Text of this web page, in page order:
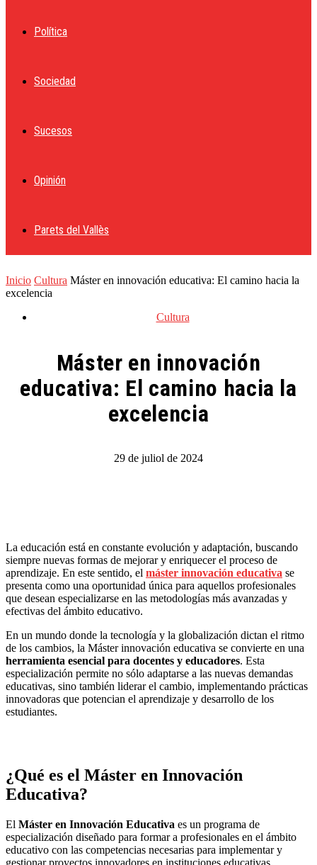
Política
Sociedad
Sucesos
Opinión
Parets del Vallès
Inicio Cultura Máster en innovación educativa: El camino hacia la
excelencia
Cultura
Máster en innovación
educativa: El camino hacia la
excelencia
29 de juliol de 2024
La educación está en constante evolución y adaptación, buscando
siempre nuevas formas de mejorar y enriquecer el proceso de
aprendizaje. En este sentido, el máster innovación educativa se
presenta como una oportunidad única para aquellos profesionales
que desean especializarse en las metodologías más avanzadas y
efectivas del ámbito educativo.
En un mundo donde la tecnología y la globalización dictan el ritmo
de los cambios, la Máster innovación educativa se convierte en una
herramienta esencial para docentes y educadores. Esta
especialización permite no sólo adaptarse a las nuevas demandas
educativas, sino también liderar el cambio, implementando prácticas
innovadoras que potencian el aprendizaje y desarrollo de los
estudiantes.
¿Qué es el Máster en Innovación
Educativa?
El Máster en Innovación Educativa es un programa de
especialización diseñado para formar a profesionales en el ámbito
educativo con las competencias necesarias para implementar y
gestionar proyectos innovadores en instituciones educativas.